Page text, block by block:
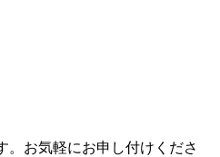
。お気軽にお申し付けくださ